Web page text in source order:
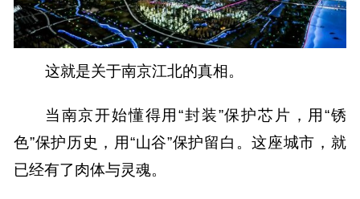
这就是关于南京江北的真相。
当南京开始懂得用“封装”保护芯片，用“锈
色”保护历史，用“山谷”保护留白。这座城市，就
已经有了肉体与灵魂。